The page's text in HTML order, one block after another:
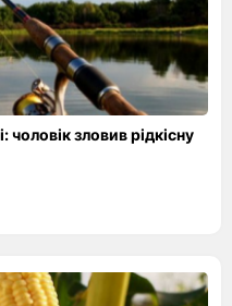
чоловік зловив рідкісну